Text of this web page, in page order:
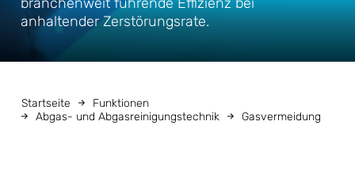
anhaltender Zerstörungsrate.
Startseite
Funktionen
Abgas- und Abgasreinigungstechnik
Gasvermeidung